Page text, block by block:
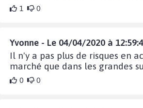
1 0
Yvonne - Le 04/04/2020 à
Il n'y a pas plus de risques en
marché que dans les grandes
0 0